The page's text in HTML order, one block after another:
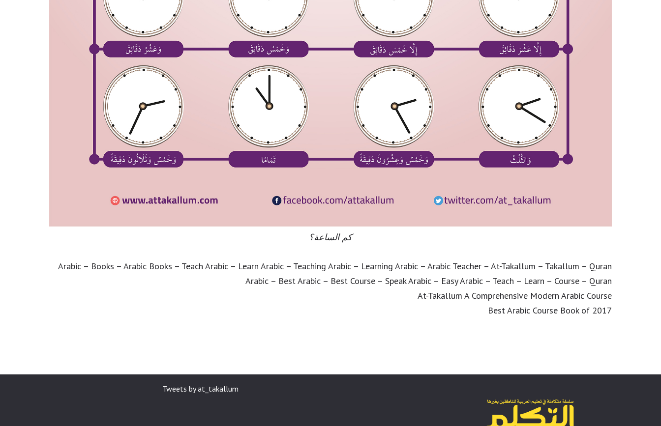
كم الساعة؟
Arabic – Books – Arabic Books – Teach Arabic – Learn Arabic – Teaching Arabic – Learning Arabic – Arabic Teacher – At-Takallum – Takallum – Quran
Arabic – Best Arabic – Best Course – Speak Arabic – Easy Arabic – Teach – Learn – Course – Quran
At-Takallum A Comprehensive Modern Arabic Course
Best Arabic Course Book of 2017
Tweets by at_takallum